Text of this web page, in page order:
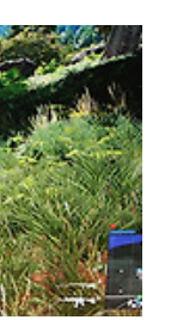
방법도 있겠지만
방법이 없어서
. 그리고 듀얼모
좀 더 편리한
고 하나의 모니터